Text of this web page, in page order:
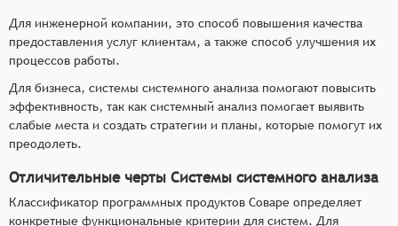
Для инженерной компании, это способ повышения качества
предоставления услуг клиентам, а также способ улучшения их
процессов работы.
Для бизнеса, системы системного анализа помогают повысить
эффективность, так как системный анализ помогает выявить
слабые места и создать стратегии и планы, которые помогут их
преодолеть.
Отличительные черты Системы системного анализа
Классификатор программных продуктов Соваре определяет
конкретные функциональные критерии для систем. Для